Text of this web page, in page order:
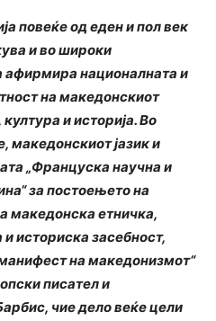
повеќе од еден и пол век
и во широки
афирмира националната и
на македонскиот
и историја. Во
македонскиот јазик и
„Француска научна и
за постоењето на
македонска етничка,
и историска засебност,
на македонизмот“
писател и
чие дело веќе цели